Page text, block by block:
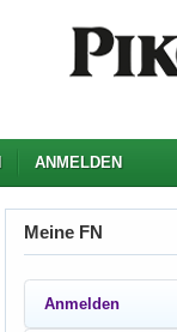
ANMELDEN
Meine FN
Anmelden